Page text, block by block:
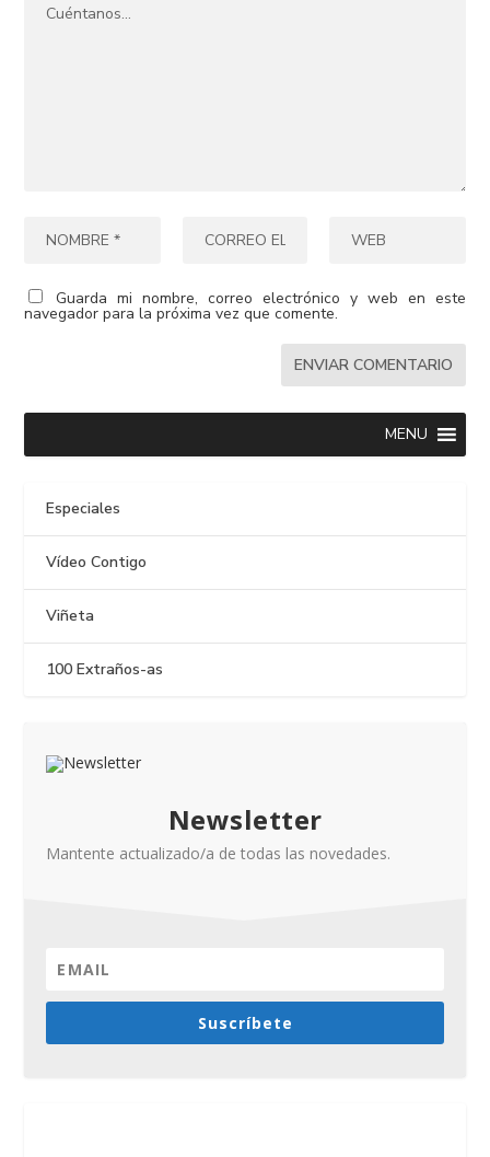
Guarda mi nombre, correo electrónico y web en este
navegador para la próxima vez que comente.
MENU
Especiales
Vídeo Contigo
Viñeta
100 Extraños-as
Newsletter
Mantente actualizado/a de todas las novedades.
Suscríbete